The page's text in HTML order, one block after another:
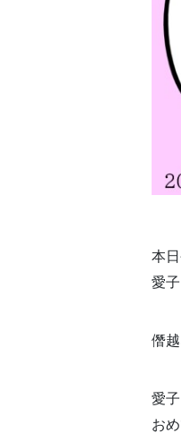
本
愛
僭
愛
お